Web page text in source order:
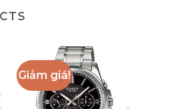
Giảm giá!